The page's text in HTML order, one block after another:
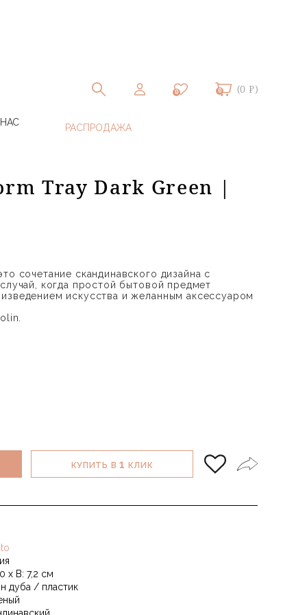
0 0 (0 ₽)
Tray Dark Green |
сочетание скандинавского дизайна с
когда простой бытовой предмет
искусства и желанным аксессуаром
КУПИТЬ В1 КЛИК
х В: 7,2 см
дуба / пластик